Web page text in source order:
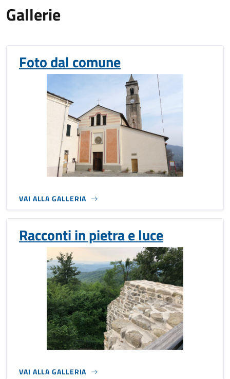
Gallerie
Foto dal comune
VAI ALLA GALLERIA
Racconti in pietra e luce
VAI ALLA GALLERIA